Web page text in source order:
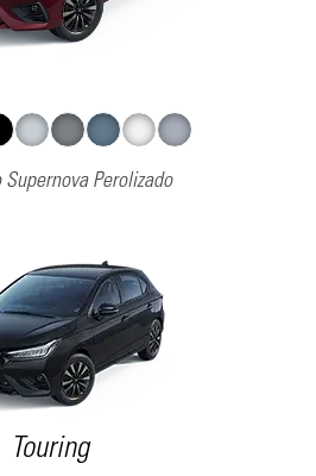
Supernova Perolizado
Touring